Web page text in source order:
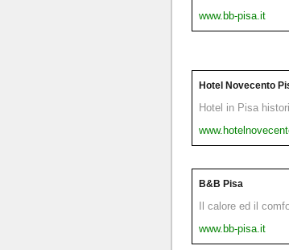
www.bb-pisa.it
Hotel Novecento
Hotel in Pisa
B&B Pisa
Il calore ed il
www.bb-pisa.it